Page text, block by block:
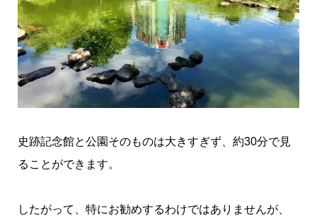
史跡記念館と公園そのものは大きすぎず、約30分で見
ることができます。
したがって、特にお勧めするわけではありませんが、